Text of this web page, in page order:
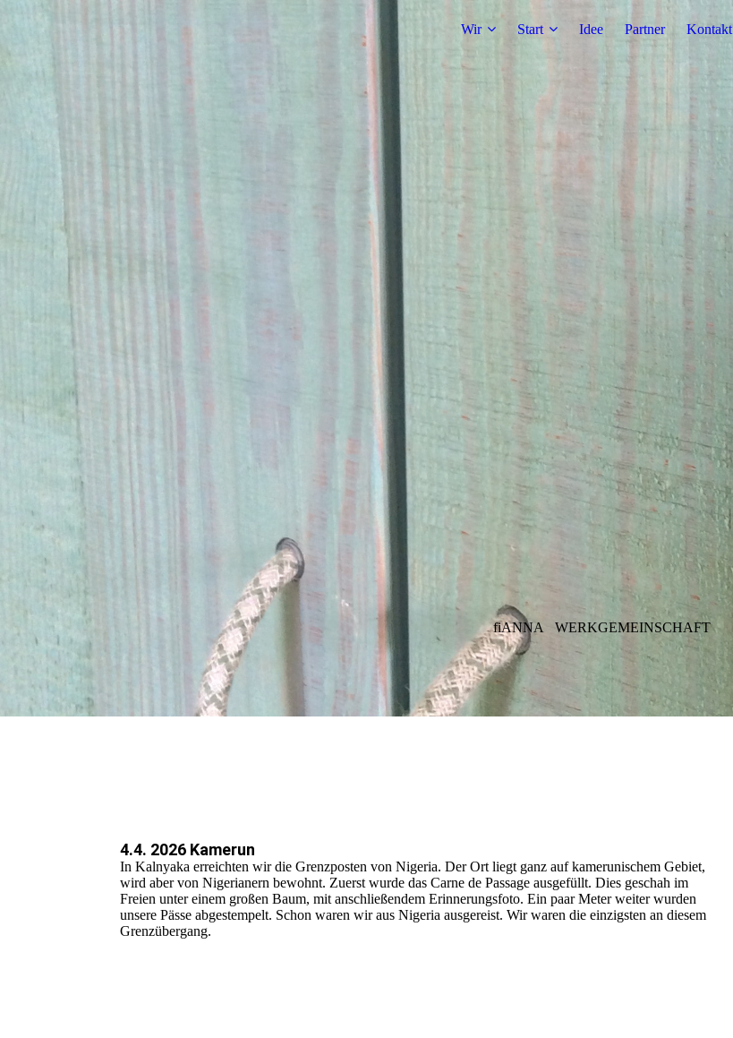
Wir Start Idee Partner Kontakt
fiANNA WERKGEMEINSCHAFT
4.4. 2026 Kamerun
In Kalnyaka erreichten wir die Grenzposten von Nigeria. Der Ort liegt ganz auf kamerunischem Gebiet,
wird aber von Nigerianern bewohnt. Zuerst wurde das Carne de Passage ausgefüllt. Dies geschah im
Freien unter einem großen Baum, mit anschließendem Erinnerungsfoto. Ein paar Meter weiter wurden
unsere Pässe abgestempelt. Schon waren wir aus Nigeria ausgereist. Wir waren die einzigsten an diesem
Grenzübergang.